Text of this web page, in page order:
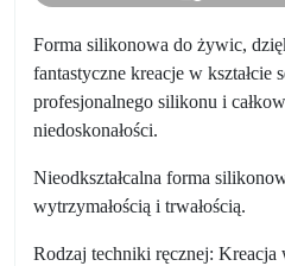
Forma silikonowa do żywic,
fantastyczne kreacje w kształcie
profesjonalnego silikonu i
niedoskonałości.
Nieodkształcalna forma
wytrzymałością i trwałością.
Rodzaj techniki ręcznej: Kreacja